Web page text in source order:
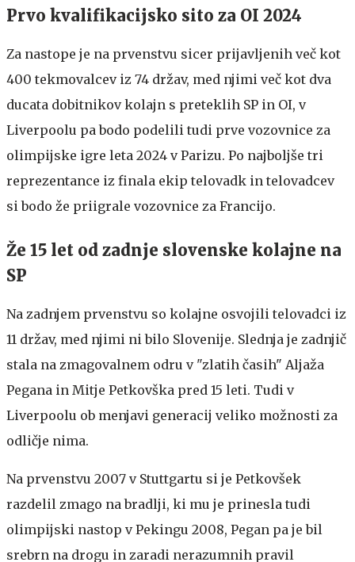
Prvo kvalifikacijsko sito za OI 2024
Za nastope je na prvenstvu sicer prijavljenih več kot
400 tekmovalcev iz 74 držav, med njimi več kot dva
ducata dobitnikov kolajn s preteklih SP in OI, v
Liverpoolu pa bodo podelili tudi prve vozovnice za
olimpijske igre leta 2024 v Parizu. Po najboljše tri
reprezentance iz finala ekip telovadk in telovadcev
si bodo že priigrale vozovnice za Francijo.
Že 15 let od zadnje slovenske kolajne na
SP
Na zadnjem prvenstvu so kolajne osvojili telovadci iz
11 držav, med njimi ni bilo Slovenije. Slednja je zadnjič
stala na zmagovalnem odru v "zlatih časih" Aljaža
Pegana in Mitje Petkovška pred 15 leti. Tudi v
Liverpoolu ob menjavi generacij veliko možnosti za
odličje nima.
Na prvenstvu 2007 v Stuttgartu si je Petkovšek
razdelil zmago na bradlji, ki mu je prinesla tudi
olimpijski nastop v Pekingu 2008, Pegan pa je bil
srebrn na drogu in zaradi nerazumnih pravil